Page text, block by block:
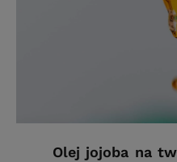
Olej jojoba na